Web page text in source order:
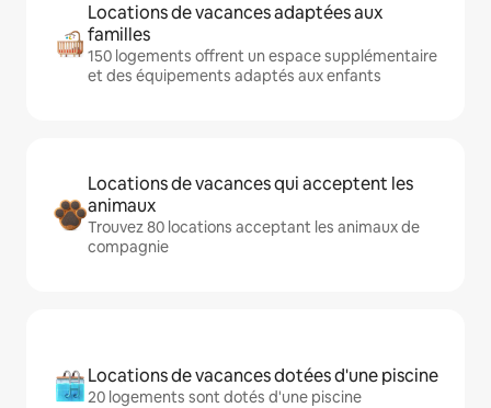
Locations de vacances adaptées aux
familles
150 logements offrent un espace supplémentaire
et des équipements adaptés aux enfants
Locations de vacances qui acceptent les
animaux
Trouvez 80 locations acceptant les animaux de
compagnie
Locations de vacances dotées d'une piscine
20 logements sont dotés d'une piscine